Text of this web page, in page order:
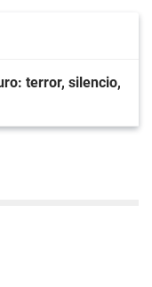
terror, silencio,